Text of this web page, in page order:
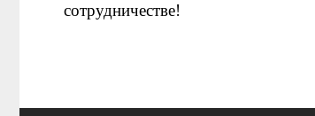
сотрудничестве!